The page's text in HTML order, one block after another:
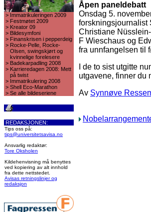
> Immatrikuleringen 2009
> Festmøtet 2009
> Kreator 09
> Bildesymfoni
> Finanskrisen i pepperdeig
> Rocke-Pelle, Rocke-
Olsen, swingskjørt og
kvinnelige forelesere
> Badekarpadling 2008
> Karrieredagen 2008: Mett
på twist
> Immatrikulering 2008
> Shell Eco-Marathon
> Se alle bildeseriene
REDAKSJONEN:
Tips oss på:
tips@universitetsavisa.no
Ansvarlig redaktør:
Tore Oksholen
Kildehenvisning må benyttes
ved kopiering av alt innhold
fra dette nettstedet.
Avisas retningslinjer og
redaksjon
Åpen paneldebatt
Onsdag 5.
forskningsjournalist
Christiane
F Wieschaus og
fra unnfangelsen til
I de to sist utgitte
utgavene, finner du
Av Synnøve